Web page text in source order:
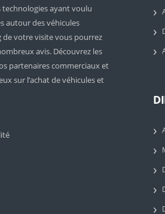
technologies ayant voulu
autour des véhicules
de votre visite vous pourrez
avis. Découvrez les
partenaires commerciaux et
sur l’achat de véhicules et